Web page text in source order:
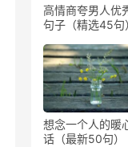
高情商夸男人优
句子（精选45句
想念一个人的暖
话（最新50句）